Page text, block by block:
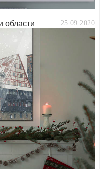
области 25.09.2020